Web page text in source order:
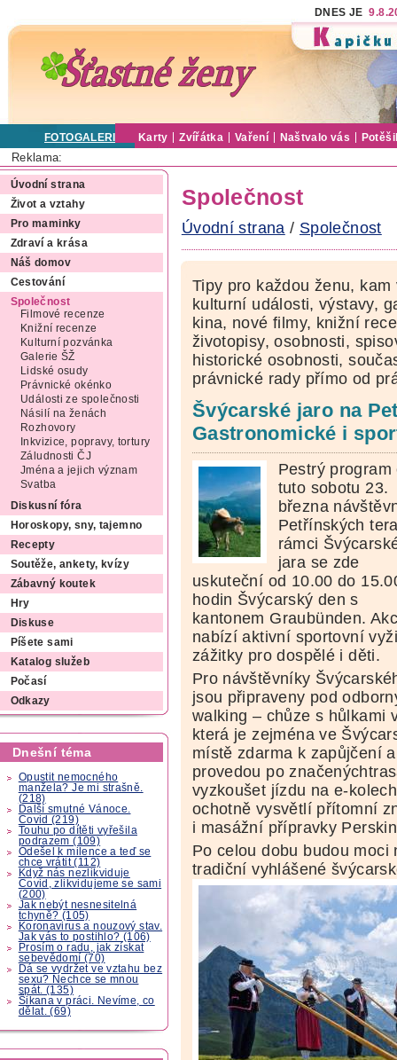
DNES JE
FOTOGALERIE Karty Zvířátka Vaření Naštvalo vás
Reklama:
Úvodní strana
Život a vztahy
Pro maminky
Zdraví a krása
Náš domov
Cestování
Společnost
Filmové recenze
Knižní recenze
Kulturní pozvánka
Galerie ŠŽ
Lidské osudy
Právnické okénko
Události ze společnosti
Násilí na ženách
Rozhovory
Inkvizice, popravy, tortury
Záludnosti ČJ
Jména a jejich význam
Svatba
Diskusní fóra
Horoskopy, sny, tajemno
Recepty
Soutěže, ankety, kvízy
Zábavný koutek
Hry
Diskuse
Píšete sami
Katalog služeb
Počasí
Odkazy
Dnešní téma
Opustit nemocného
manžela? Je mi strašně.
(218)
Další smutné Vánoce.
Covid (219)
Touhu po dítěti vyřešila
podrazem (109)
Odešel k milence a teď se
chce vrátit (112)
Když nás nezlikviduje
Covid, zlikvidujeme se sami
(200)
Jak nebýt nesnesitelná
tchyně? (105)
Koronavirus a nouzový stav.
Jak vás to postihlo? (106)
Prosím o radu, jak získat
sebevědomí (70)
Dá se vydržet ve vztahu bez
sexu? Nechce se mnou
spát. (135)
Šikana v práci. Nevíme, co
dělat. (69)
Společnost
Úvodní strana / Společnost
Tipy pro každou ženu,
kulturní události, výstavy,
kina, nové filmy, knižní
životopisy, osobnosti,
historické osobnosti,
právnické rady přímo od
Švýcarské jaro na
Gastronomické i
Pestrý program
tuto sobotu 23.
března
Petřínských
rámci
jara se zde
uskuteční od 10.00 do
hodin Švýcarský den s
kantonem Graubünden.
nabízí aktivní sportovní
zážitky pro dospělé i děti.
Pro návštěvníky
jsou připraveny pod
walking – chůze s hůlkami
která je zejména ve
místě zdarma k zapůjčení
provedou po
vyzkoušet jízdu na e-
ochotně vysvětlí přítomní
i masážní přípravky
Po celou dobu budou
tradiční vyhlášené